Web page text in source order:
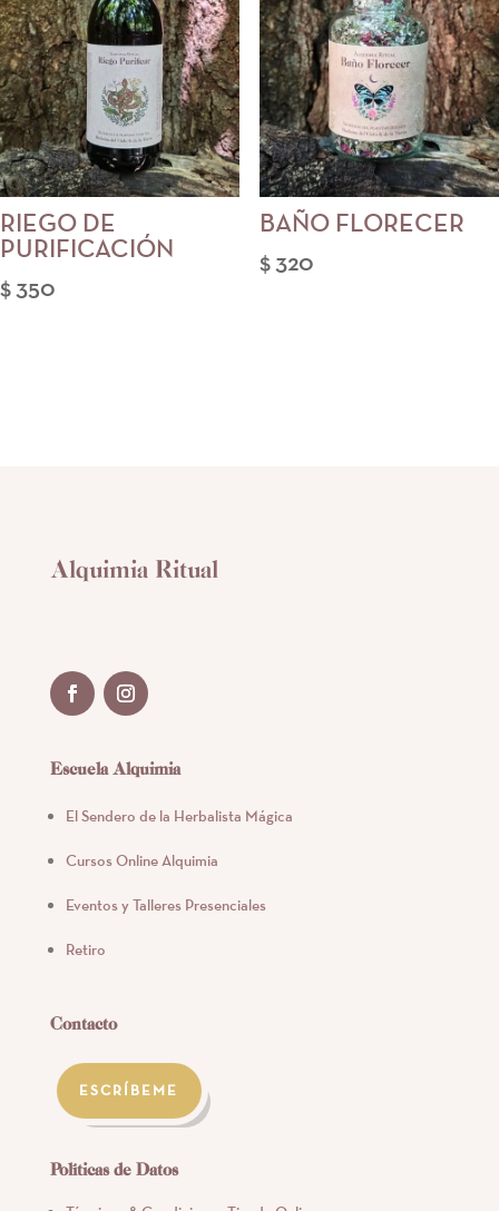
RIEGO DE
PURIFICACIÓN
$350
BAÑO FLORECER
$320
Alquimia Ritual
Escuela Alquimia
El Sendero de la Herbalista Mágica
Cursos Online Alquimia
Eventos y Talleres Presenciales
Retiro
Contacto
ESCRÍBEME
Políticas de Datos